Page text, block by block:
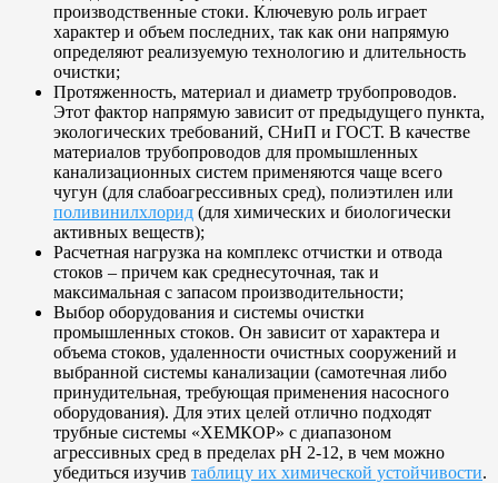
производственные стоки. Ключевую роль играет
характер и объем последних, так как они напрямую
определяют реализуемую технологию и длительность
очистки;
Протяженность, материал и диаметр трубопроводов.
Этот фактор напрямую зависит от предыдущего пункта,
экологических требований, СНиП и ГОСТ. В качестве
материалов трубопроводов для промышленных
канализационных систем применяются чаще всего
чугун (для слабоагрессивных сред), полиэтилен или
поливинилхлорид (для химических и биологически
активных веществ);
Расчетная нагрузка на комплекс отчистки и отвода
стоков – причем как среднесуточная, так и
максимальная с запасом производительности;
Выбор оборудования и системы очистки
промышленных стоков. Он зависит от характера и
объема стоков, удаленности очистных сооружений и
выбранной системы канализации (самотечная либо
принудительная, требующая применения насосного
оборудования). Для этих целей отлично подходят
трубные системы «ХЕМКОР» с диапазоном
агрессивных сред в пределах рН 2-12, в чем можно
убедиться изучив таблицу их химической устойчивости.